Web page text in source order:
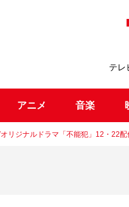
テレ
アニメ 音楽
リジナルドラマ「不能犯」12・22配